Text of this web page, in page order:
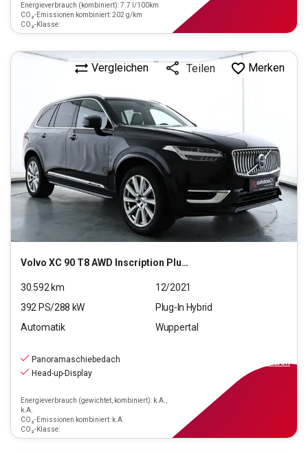
Energieverbrauch (kombiniert): 7.7 l/100km
CO₂-Emissionen kombiniert: 202 g/km
CO₂-Klasse:
Volvo XC 90 T8 AWD Inscription Plug-In (EURO 6d)
Vergleichen Teilen Merken
30.592 km
12/2021
392 PS/288 kW
Plug-In Hybrid
Automatik
Wuppertal
Panoramaschiebedach
Head-up-Display
Energieverbrauch (gewichtet, kombiniert): k.A.,
k.A.
CO₂-Emissionen kombiniert: k.A.
CO₂-Klasse:
finanzieren